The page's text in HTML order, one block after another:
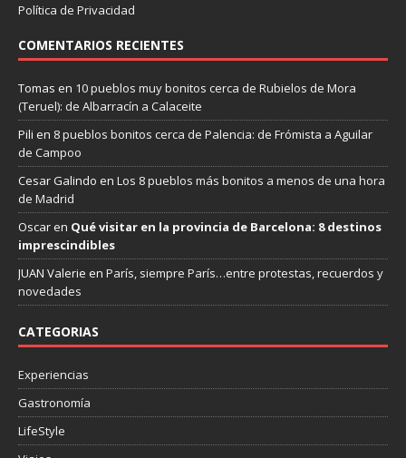
Política de Privacidad
COMENTARIOS RECIENTES
Tomas en 10 pueblos muy bonitos cerca de Rubielos de Mora
(Teruel): de Albarracín a Calaceite
Pili en 8 pueblos bonitos cerca de Palencia: de Frómista a Aguilar
de Campoo
Cesar Galindo en Los 8 pueblos más bonitos a menos de una hora
de Madrid
Oscaren Qué visitar en la provincia de Barcelona: 8 destinos
imprescindibles
JUAN Valerie en París, siempre París…entre protestas, recuerdos y
novedades
CATEGORIAS
Experiencias
Gastronomía
LifeStyle